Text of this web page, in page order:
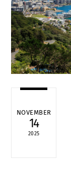
NOVEMBER
14
2025